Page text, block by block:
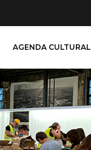
AGENDA CULTURAL